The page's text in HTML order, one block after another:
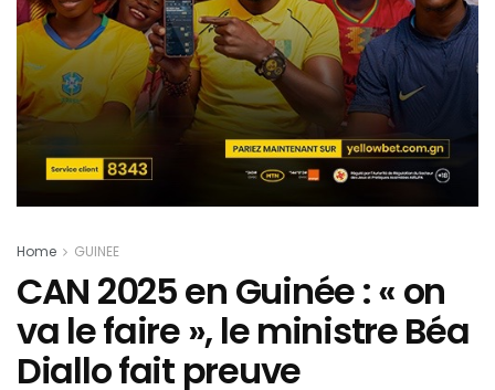
Home GUINEE
CAN 2025 en Guinée : « on
va le faire », le ministre Béa
Diallo fait preuve